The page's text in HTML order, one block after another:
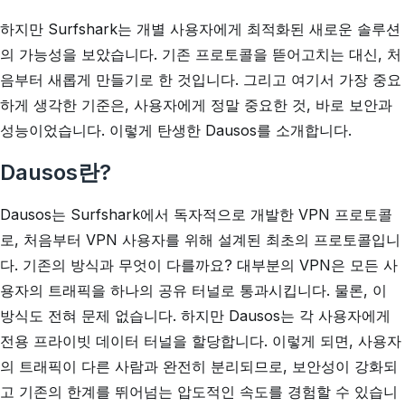
하지만 Surfshark는 개별 사용자에게 최적화된 새로운 솔루션
의 가능성을 보았습니다. 기존 프로토콜을 뜯어고치는 대신, 처
음부터 새롭게 만들기로 한 것입니다. 그리고 여기서 가장 중요
하게 생각한 기준은, 사용자에게 정말 중요한 것, 바로 보안과
성능이었습니다. 이렇게 탄생한 Dausos를 소개합니다.
Dausos란?
Dausos는 Surfshark에서 독자적으로 개발한 VPN 프로토콜
로, 처음부터 VPN 사용자를 위해 설계된 최초의 프로토콜입니
다. 기존의 방식과 무엇이 다를까요? 대부분의 VPN은 모든 사
용자의 트래픽을 하나의 공유 터널로 통과시킵니다. 물론, 이
방식도 전혀 문제 없습니다. 하지만 Dausos는 각 사용자에게
전용 프라이빗 데이터 터널을 할당합니다. 이렇게 되면, 사용자
의 트래픽이 다른 사람과 완전히 분리되므로, 보안성이 강화되
고 기존의 한계를 뛰어넘는 압도적인 속도를 경험할 수 있습니